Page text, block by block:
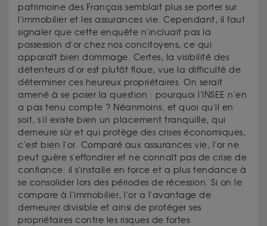
patrimoine des Français semblait plus se porter sur
l'immobilier et les assurances vie. Cependant, il faut
signaler que cette enquête n'incluait pas la
possession d'or chez nos concitoyens, ce qui
apparaît bien dommage. Certes, la visibilité des
détenteurs d'or est plutôt floue, vue la difficulté de
déterminer ces heureux propriétaires. On serait
amené à se poser la question : pourquoi l'INSEE n'en
a pas tenu compte ? Néanmoins, et quoi qu'il en
soit, s'il existe bien un placement tranquille, qui
demeure sûr et qui protège des crises économiques,
c'est bien l'or. Comparé aux assurances vie, l'or ne
peut guère s'effondrer et ne connaît pas de crise de
confiance: il s'installe en force et a plus tendance à
se consolider lors des périodes de récession. Si on le
compare à l'immobilier, l'or a l'avantage de
demeurer divisible et ainsi de protéger ses
propriétaires contre les risques de fortes